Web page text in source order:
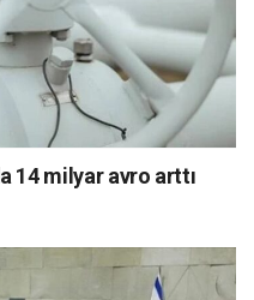
14 milyar avro arttı